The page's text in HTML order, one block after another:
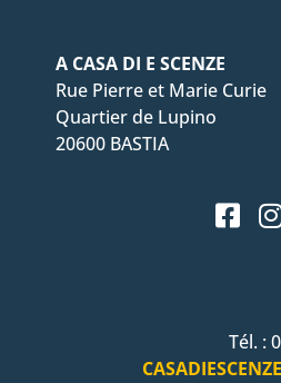
A CASA DI E SCENZE
Rue Pierre et Marie Curie
Quartier de Lupino
20600 BASTIA
Tél. :